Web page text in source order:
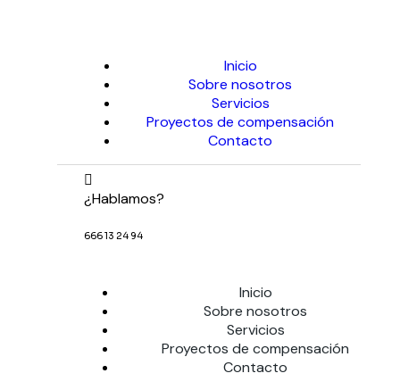
Inicio
Sobre nosotros
Servicios
Proyectos de compensación
Contacto
666 13 24 94
¿Hablamos?
Inicio
Sobre nosotros
Servicios
Proyectos de compensación
Contacto